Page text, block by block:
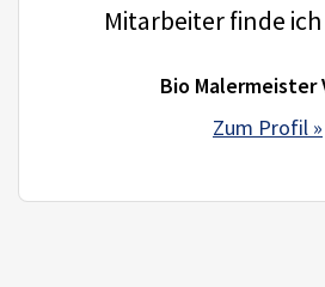
Mitarbeiter finde ich
Bio Malermeister
Zum Profil »